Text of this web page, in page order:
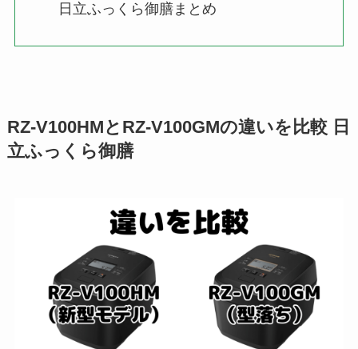
日立ふっくら御膳まとめ
RZ-V100HMとRZ-V100GMの違いを比較 日
立ふっくら御膳